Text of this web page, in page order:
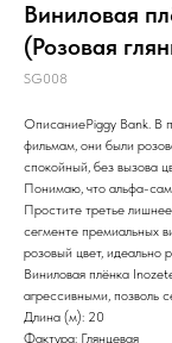
Виниловая
(Розовая
SG008
ОписаниеPiggy Bank. В
фильмам, они были
спокойный, без вызова
Понимаю, что альфа-
Простите третье
сегменте премиальных
розовый цвет, идеально
Виниловая плёнка
агрессивными, позволь
Длина (м): 20
Фактура: Глянцевая